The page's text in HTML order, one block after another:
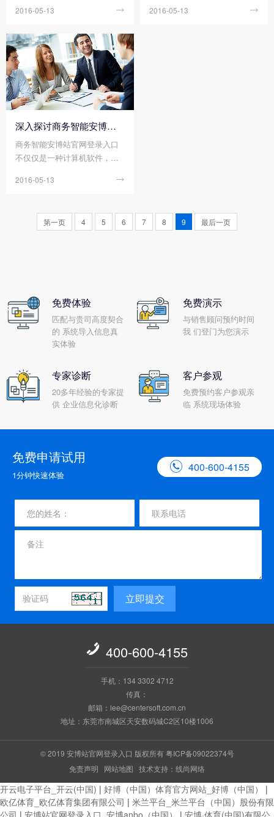
效益同样是一笔相当可观的财
的功劳吗，显然没有有力的证
作用，总有人试图量化，试图
证明，可是效果一般。
2016-05-13 
理，这进一步促进了我国软件
2016-05-13 
深入探讨商务智能安博站官网登录入口功能需求
商务智能安博站官网登录入口
不仅仅是一种计算机软件，更
信息技术和互联网技术，在企
企业数据流动性和准确性的同
时，提升企业的协同办公能
2016-05-13 
第一页 4 5 6 7 8 9 最后一页
免费体验
匹配与贵司高度契合
的 系统导入信息真
实体验
免费演示
与销售顾问预约时间
我 们登门为您演示
专家诊断
20多年经验的专家提
供 企业信息化诊断
客户参观
免费预约客户参观亲
临 系统现场体验
免费申请试用
1分钟快速体验
 400-600-4155
立即提交
 400-600-4155
手机：134 3302 4712
传真：
邮箱：lee@centersoft.com.cn
地址：东莞市南城区天安数码城C2区10楼1006
© 2019 安博站官网登录入口 版权所有粤ICP备09022374号
免责声明
网站地图 技术支持：线尚网络
开云电子平台_开云(中国) | 好博（中国）体育官方网站_好博（中国）
|
欧亿体育_欧亿体育集团有限公司 | 米兰平台_米兰平台（中国）股份有限